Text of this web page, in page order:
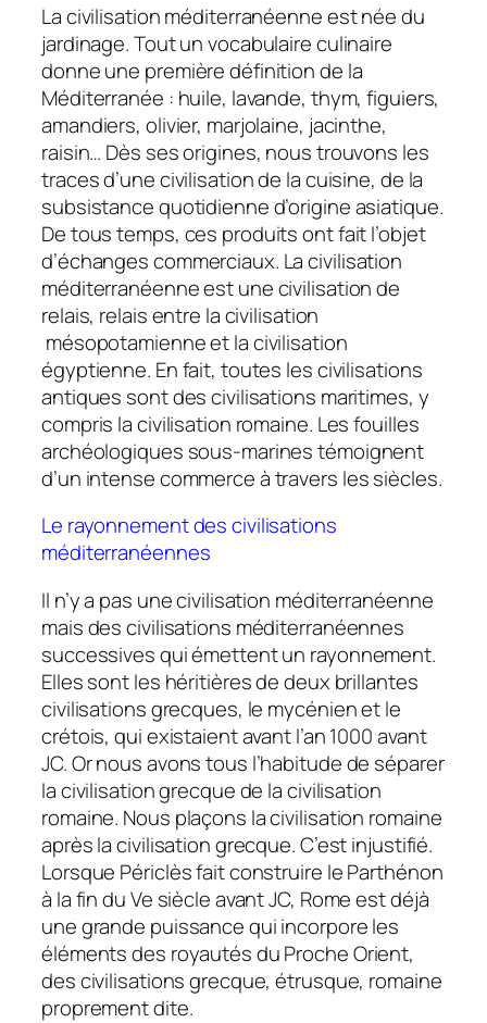
La civilisation méditerranéenne est née du
jardinage. Tout un vocabulaire culinaire
donne une première définition de la
Méditerranée : huile, lavande, thym, figuiers,
amandiers, olivier, marjolaine, jacinthe,
raisin… Dès ses origines, nous trouvons les
traces d’une civilisation de la cuisine, de la
subsistance quotidienne d’origine asiatique.
De tous temps, ces produits ont fait l’objet
d’échanges commerciaux. La civilisation
méditerranéenne est une civilisation de
relais, relais entre la civilisation
mésopotamienne et la civilisation
égyptienne. En fait, toutes les civilisations
antiques sont des civilisations maritimes, y
compris la civilisation romaine. Les fouilles
archéologiques sous-marines témoignent
d’un intense commerce à travers les siècles.
Le rayonnement des civilisations
méditerranéennes
Il n’y a pas une civilisation méditerranéenne
mais des civilisations méditerranéennes
successives qui émettent un rayonnement.
Elles sont les héritières de deux brillantes
civilisations grecques, le mycénien et le
crétois, qui existaient avant l’an 1000 avant
JC. Or nous avons tous l’habitude de séparer
la civilisation grecque de la civilisation
romaine. Nous plaçons la civilisation romaine
après la civilisation grecque. C’est injustifié.
Lorsque Périclès fait construire le Parthénon
à la fin du Ve siècle avant JC, Rome est déjà
une grande puissance qui incorpore les
éléments des royautés du Proche Orient,
des civilisations grecque, étrusque, romaine
proprement dite.